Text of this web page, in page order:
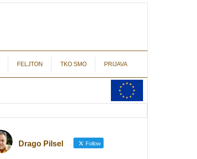
FELJTON TKO SMO PRIJAVA
Drago Pilsel Follow